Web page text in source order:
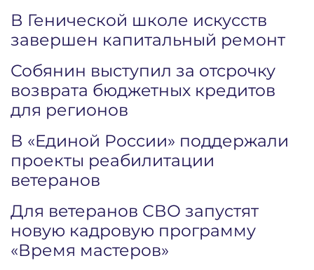
В Генической школе искусств
завершен капитальный ремонт
Собянин выступил за отсрочку
возврата бюджетных кредитов
для регионов
В «Единой России» поддержали
проекты реабилитации
ветеранов
Для ветеранов СВО запустят
новую кадровую программу
«Время мастеров»